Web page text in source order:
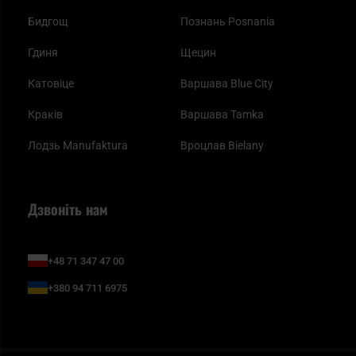
Бидгощ
Гдиня
Катовіце
Краків
Лодзь Manufaktura
Познань Posnania
Щецин
Варшава Blue City
Варшава Tamka
Вроцлав Bielany
Дзвоніть нам
+48 71 347 47 00
+380 94 711 6975